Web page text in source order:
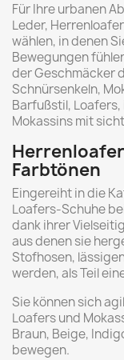
Für Ihre urbanen
Leder,
wählen, in denen
Bewegungen
der Geschmäcker
Schnürsenkeln,
Barfußstil,
Mokassins mit
Farbtönen
Eingereiht in die
Loafers-Schuhe
dank ihrer
aus denen sie
Stofhosen,
werden, als Teil
Sie können sich
Loafers und
Braun, Beige,
bewegen.